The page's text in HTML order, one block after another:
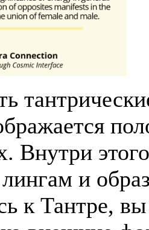
Внутри
лингам и
к Тантре,